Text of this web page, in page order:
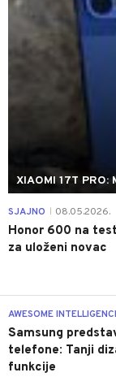
XIAOMI 17T PRO:
SJAJNO 08.05.2026.
Honor 600 na
za uloženi novac
AWESOME
Samsung
telefone: Tanji
funkcije